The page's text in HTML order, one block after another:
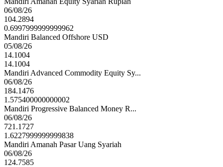
06/08/26
104.2894
0.6997999999999962
Mandiri Balanced Offshore USD
05/08/26
14.1004
14.1004
Mandiri Advanced Commodity Equity Sy...
06/08/26
184.1476
1.575400000000002
Mandiri Progressive Balanced Money R...
06/08/26
721.1727
1.6227999999999838
Mandiri Amanah Pasar Uang Syariah
06/08/26
124.7585